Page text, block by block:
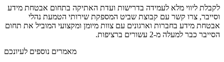
לקבלת ליווי מלא לעמידה בדרישות ועדת האתיקה בתחום אבטחת מידע
וסייבר, צרו קשר עם קבוצת שביט המספקת שירותי הטמעת נהלי
אבטחת מידע בחברות וארגונים עם צוות מיומן ומקצועי המוביל את תחום
הסייבר כבר למעלה מ-2 עשורים ברציפות.
מאמרים נוספים לעיונכם